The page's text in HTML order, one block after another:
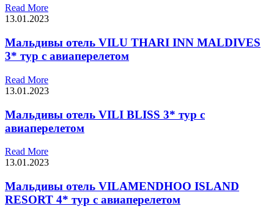
Read More
13.01.2023
Мальдивы отель VILU THARI INN MALDIVES
3* тур с авиаперелетом
Read More
13.01.2023
Мальдивы отель VILI BLISS 3* тур с
авиаперелетом
Read More
13.01.2023
Мальдивы отель VILAMENDHOO ISLAND
RESORT 4* тур с авиаперелетом